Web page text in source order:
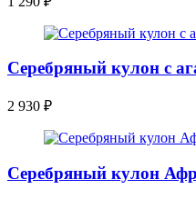
Серебряный кулон с
2 930 ₽
Серебряный кулон